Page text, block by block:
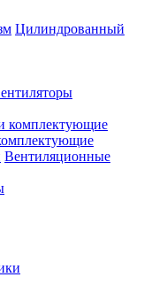
Цилиндрованный
Вентиляционные